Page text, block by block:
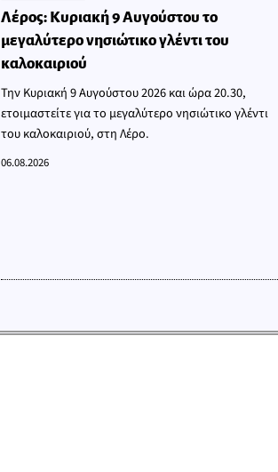
Λέρος: Κυριακή 9 Αυγούστου το
μεγαλύτερο νησιώτικο γλέντι του
καλοκαιριού
Την Κυριακή 9 Αυγούστου 2026 και ώρα 20.30,
ετοιμαστείτε για το μεγαλύτερο νησιώτικο γλέντι
του καλοκαιριού, στη Λέρο.
06.08.2026